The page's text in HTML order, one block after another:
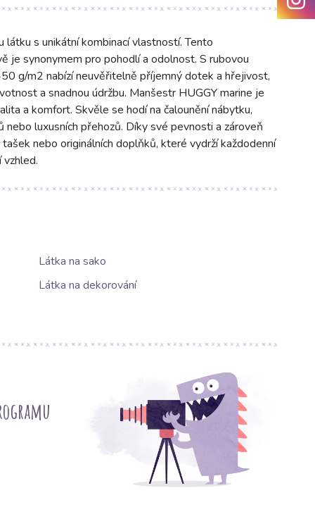
s unikátní kombinací vlastností. Tento
je synonymem pro pohodlí a odolnost. S rubovou
g/m2 nabízí neuvěřitelně příjemný dotek a hřejivost,
a snadnou údržbu. Manšestr HUGGY marine je
a komfort. Skvěle se hodí na čalounění nábytku,
luxusních přehozů. Díky své pevnosti a zároveň
nebo originálních doplňků, které vydrží každodenní
vzhled.
Látka na sako
Látka na dekorování